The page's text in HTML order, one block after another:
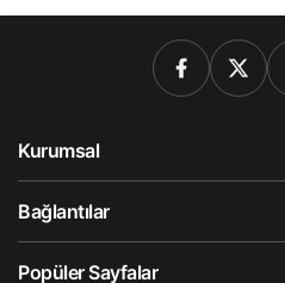
Kurumsal
Bağlantılar
Popüler Sayfalar